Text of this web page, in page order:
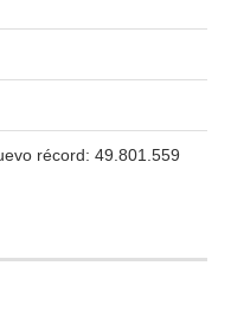
récord: 49.801.559